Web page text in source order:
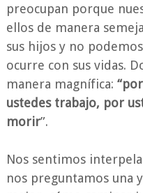
preocupan porque
ellos de manera
sus hijos y no
ocurre con sus vidas.
manera magnífica:
ustedes trabajo, por
morir”.
Nos sentimos
nos preguntamos una